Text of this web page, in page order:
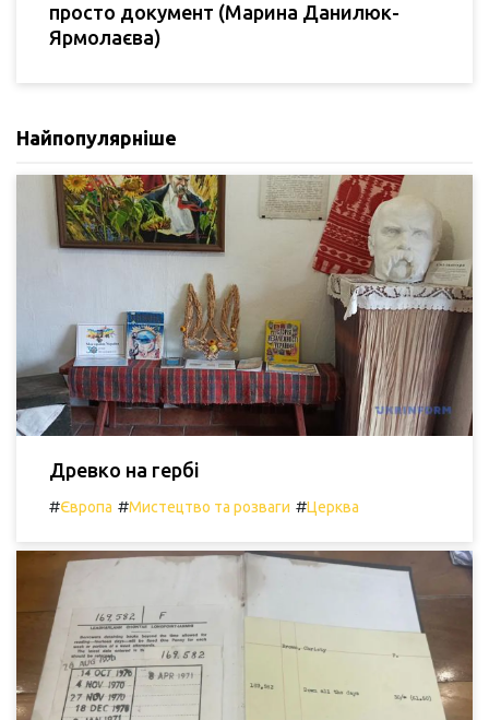
просто документ (Марина Данилюк-
Ярмолаєва)
Найпопулярніше
Древко на гербі
#Європа #Мистецтво та розваги #Церква